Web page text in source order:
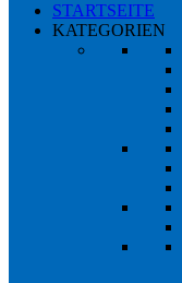
STARTSEITE
KATEGORIEN